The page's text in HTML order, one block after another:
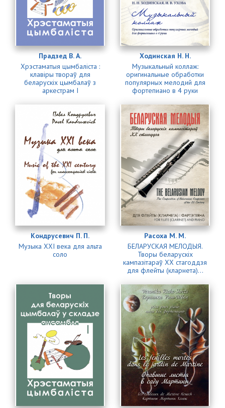
Прадзед В. А.
Хрэстаматыя цымбаліста :
клавіры твораў для
беларускіх цымбалаў з
аркестрам І
Ходинская Н. Н.
Музыкальный коллаж:
оригинальные обработки
популярных мелодий для
фортепиано в 4 руки
Кондрусевич П. П.
Музыка XXI века для альта
соло
Расоха М. М.
БЕЛАРУСКАЯ МЕЛОДЫЯ.
Творы беларускiх
кампазiтараў XX стагоддзя
для флейты (кларнета)...